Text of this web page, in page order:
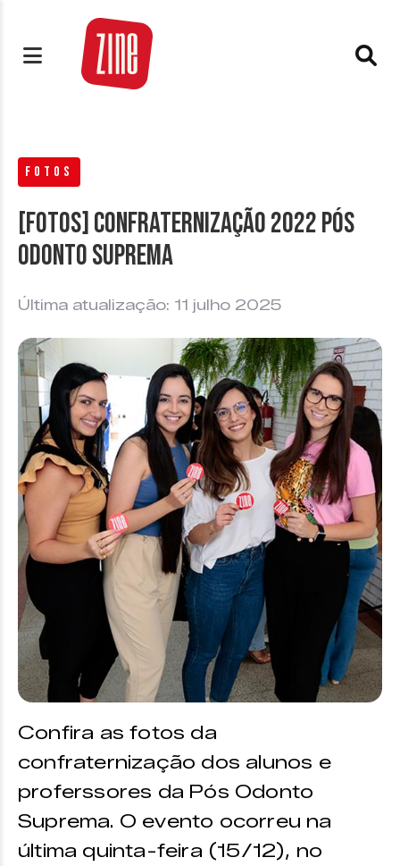
FOTOS
[FOTOS] Confraternização 2022 Pós
Odonto Suprema
Última atualização: 11 julho 2025
Confira as fotos da
confraternização dos alunos e
proferssores da Pós Odonto
Suprema. O evento ocorreu na
última quinta-feira (15/12), no